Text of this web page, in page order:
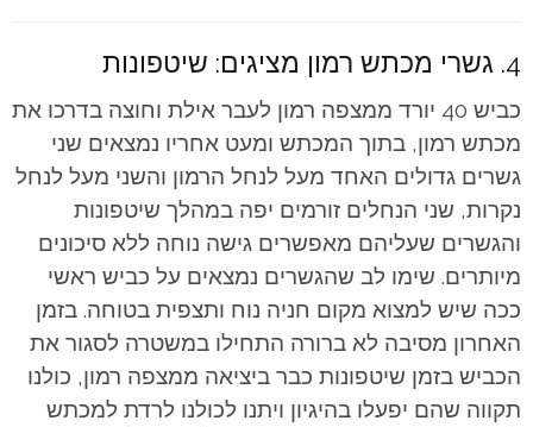
4. גשרי מכתש רמון מציגים: שיטפונות
כביש 40 יורד ממצפה רמון לעבר אילת וחוצה בדרכו את
מכתש רמון, בתוך המכתש ומעט אחריו נמצאים שני
גשרים גדולים האחד מעל לנחל הרמון והשני מעל לנחל
נקרות, שני הנחלים זורמים יפה במהלך שיטפונות
והגשרים שעליהם מאפשרים גישה נוחה ללא סיכונים
מיותרים. שימו לב שהגשרים נמצאים על כביש ראשי
ככה שיש למצוא מקום חניה נוח ותצפית בטוחה. בזמן
האחרון מסיבה לא ברורה התחילו במשטרה לסגור את
הכביש בזמן שיטפונות כבר ביציאה ממצפה רמון, כולנו
תקווה שהם יפעלו בהיגיון ויתנו לכולנו לרדת למכתש